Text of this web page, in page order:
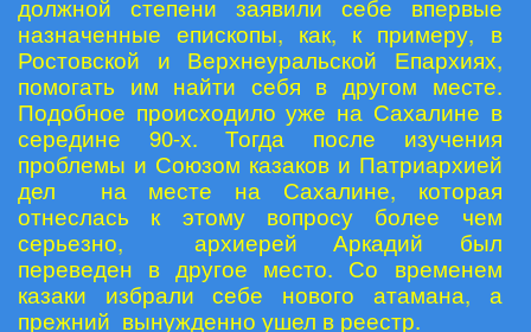
должной степени заявили себе впервые
назначенные епископы, как, к примеру, в
Ростовской и Верхнеуральской Епархиях,
помогать им найти себя в другом месте.
Подобное происходило уже на Сахалине в
середине 90-х. Тогда после изучения
проблемы и Союзом казаков и Патриархией
дел на месте на Сахалине, которая
отнеслась к этому вопросу более чем
серьезно, архиерей Аркадий был
переведен в другое место. Со временем
казаки избрали себе нового атамана, а
прежний вынужденно ушел в реестр.